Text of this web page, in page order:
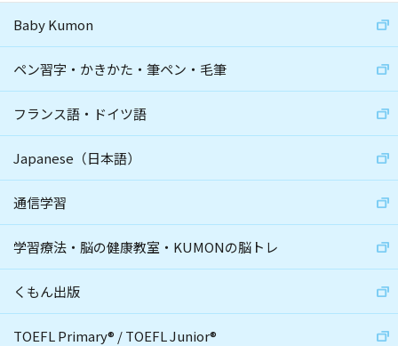
Baby Kumon
ペン習字・かきかた・筆ペン・毛筆
フランス語・ドイツ語
Japanese（日本語）
通信学習
学習療法・脳の健康教室・KUMONの脳トレ
くもん出版
TOEFL Primary® /TOEFL Junior®